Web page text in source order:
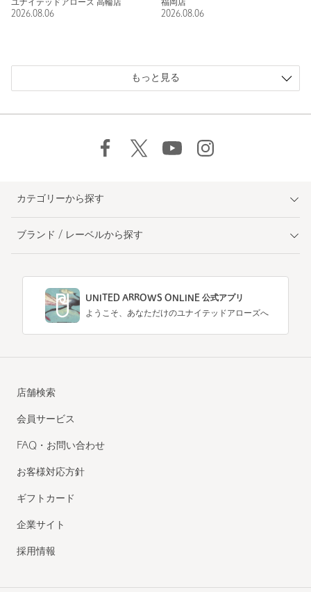
ユナイテッドアローズ 高輪店
2026.08.06
福岡店
2026.08.06
もっと見る
カテゴリーから探す
ブランド / レーベルから探す
UNITED ARROWS ONLINE 公式アプリ
ようこそ、あなただけのユナイテッドアローズへ
店舗検索
会員サービス
FAQ・お問い合わせ
お客様対応方針
ギフトカード
企業サイト
採用情報